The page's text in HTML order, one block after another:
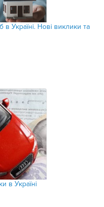
Україні. Нові виклики та
в Україні